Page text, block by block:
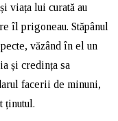
viața lui curată au
îl prigoneau. Stăpânul
văzând în el un
și credința sa
facerii de minuni,
ținutul.